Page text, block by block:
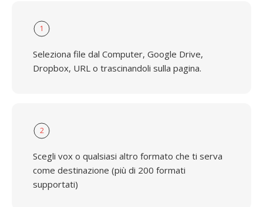
1
Seleziona file dal Computer, Google Drive,
Dropbox, URL o trascinandoli sulla pagina.
2
Scegli vox o qualsiasi altro formato che ti serva
come destinazione (più di 200 formati
supportati)